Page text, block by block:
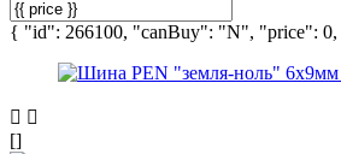
{ "id": 266100, "canBuy": "N", "price":
[]